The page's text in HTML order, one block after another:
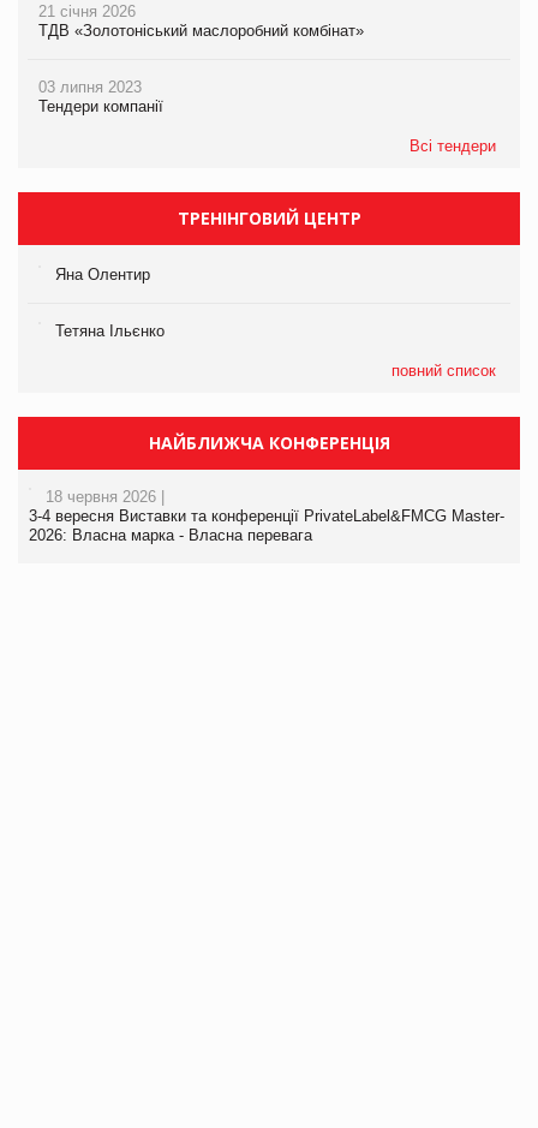
21 січня 2026
ТДВ «Золотоніський маслоробний комбінат»
03 липня 2023
Тендери компанії
Всі тендери
ТРЕНІНГОВИЙ ЦЕНТР
Яна Олентир
Тетяна Ільєнко
повний список
НАЙБЛИЖЧА КОНФЕРЕНЦІЯ
18 червня 2026 |
3-4 вересня Виставки та конференції PrivateLabel&FMCG Master-
2026: Власна марка - Власна перевага